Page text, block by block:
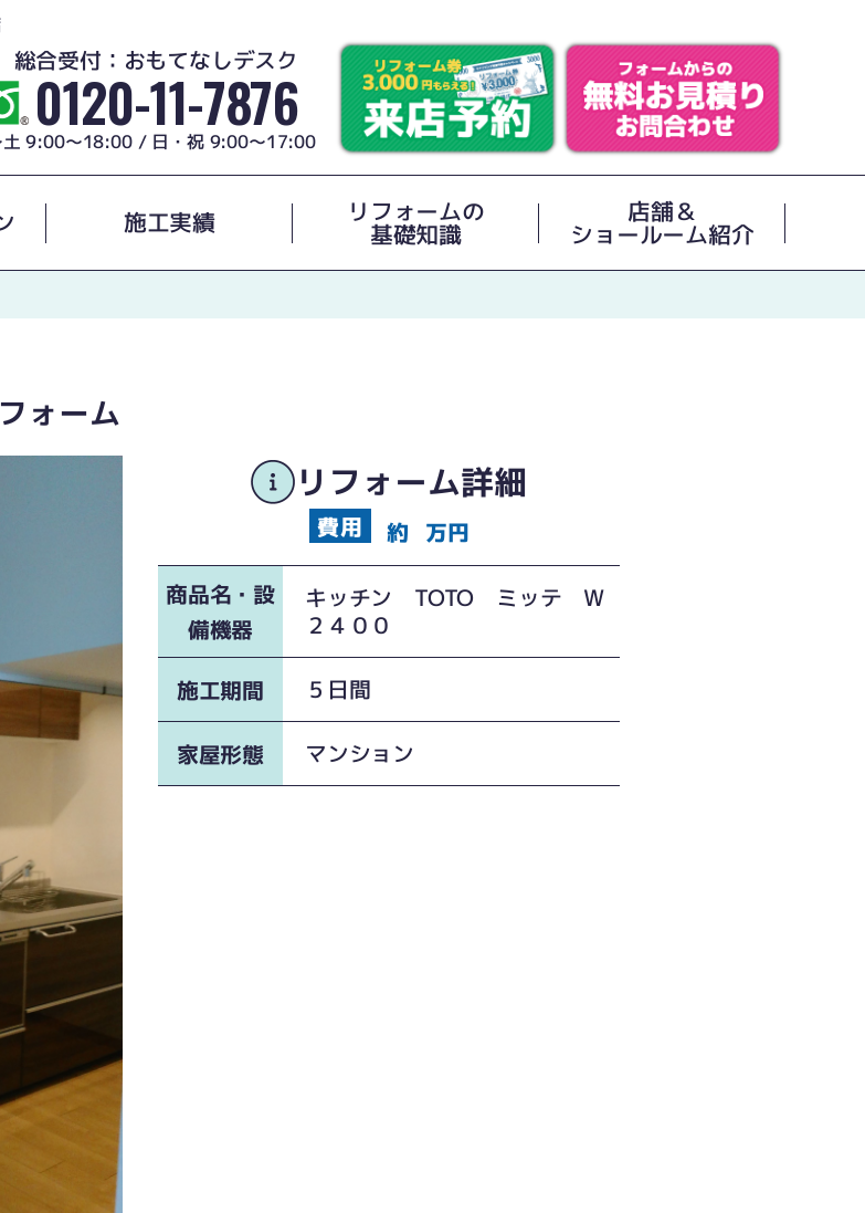
総合受付：おもてなしデスク
0120-11-7876
土 9:00～18:00 / 日・祝 9:00～17:00
施工実績 リフォームの
基礎知識
店舗＆
ショールーム紹介
ォーム
リフォーム詳細
約
万円
商品名・設
備機器
キッチン TOTO ミッテ W
２４００
施工期間 ５日間
家屋形態 マンション